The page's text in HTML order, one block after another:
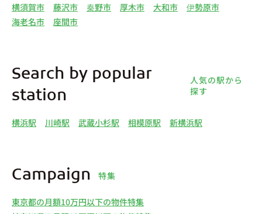
横須賀市
藤沢市 秦野市 厚木市 大和市
伊勢原市
海老名市
座間市
Search by popular
station
人気の駅から
探す
横浜駅 川崎駅 武蔵小杉駅 相模原駅 新横浜駅
Campaign 特集
東京都の月額10万円以下の物件特集